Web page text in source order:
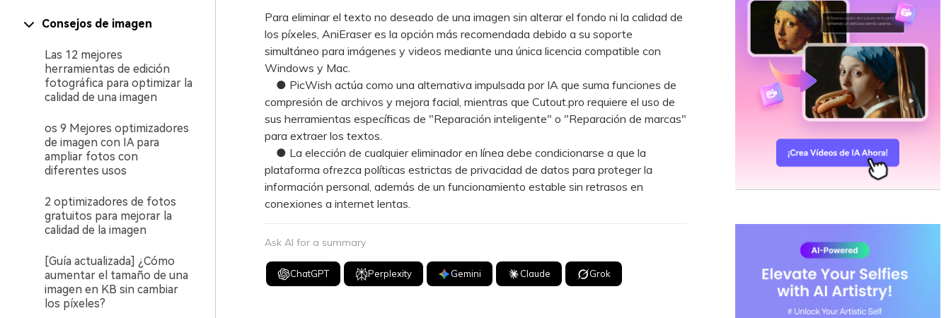
Consejos de imagen
Las 12 mejores
herramientas de edición
fotográfica para optimizar la
calidad de una imagen
os 9 Mejores optimizadores
de imagen con IA para
ampliar fotos con
diferentes usos
2 optimizadores de fotos
gratuitos para mejorar la
calidad de la imagen
[Guía actualizada] ¿Cómo
aumentar el tamaño de una
imagen en KB sin cambiar
los píxeles?
Para eliminar el texto no deseado de una imagen sin alterar el fondo ni la calidad de
los píxeles, AniEraser es la opción más recomendada debido a su soporte
simultáneo para imágenes y videos mediante una única licencia compatible con
Windows y Mac.
● PicWish actúa como una alternativa impulsada por IA que suma funciones de
compresión de archivos y mejora facial, mientras que Cutout.pro requiere el uso de
sus herramientas específicas de "Reparación inteligente" o "Reparación de marcas"
para extraer los textos.
● La elección de cualquier eliminador en línea debe condicionarse a que la
plataforma ofrezca políticas estrictas de privacidad de datos para proteger la
información personal, además de un funcionamiento estable sin retrasos en
conexiones a internet lentas.
Ask AI for a summary
ChatGPT Perplexity Gemini Claude Grok